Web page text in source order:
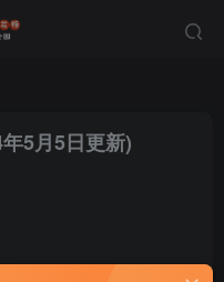
5月5日更新)